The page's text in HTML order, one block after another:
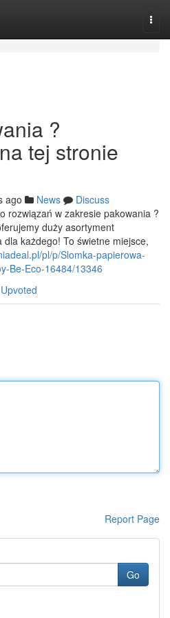
?
tej stronie
ago News
Discuss
rozwiązań w zakresie pakowania ?
duży asortyment
każdego! To świetne miejsce,
pl/p/Slomka-papierowa-
Be-Eco-16484/13346
Report Page
Go